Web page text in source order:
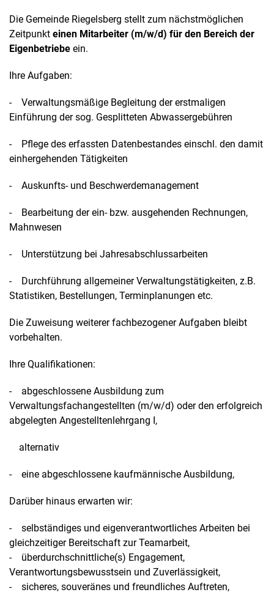
Die Gemeinde Riegelsberg stellt zum nächstmöglichen
Zeitpunkt einen Mitarbeiter (m/w/d) für den Bereich der
Eigenbetriebe ein.
Ihre Aufgaben:
- Verwaltungsmäßige Begleitung der erstmaligen
Einführung der sog. Gesplitteten Abwassergebühren
- Pflege des erfassten Datenbestandes einschl. den damit
einhergehenden Tätigkeiten
- Auskunfts- und Beschwerdemanagement
- Bearbeitung der ein- bzw. ausgehenden Rechnungen,
Mahnwesen
- Unterstützung bei Jahresabschlussarbeiten
- Durchführung allgemeiner Verwaltungstätigkeiten, z.B.
Statistiken, Bestellungen, Terminplanungen etc.
Die Zuweisung weiterer fachbezogener Aufgaben bleibt
vorbehalten.
Ihre Qualifikationen:
- abgeschlossene Ausbildung zum
Verwaltungsfachangestellten (m/w/d) oder den erfolgreich
abgelegten Angestelltenlehrgang I,
alternativ
- eine abgeschlossene kaufmännische Ausbildung,
Darüber hinaus erwarten wir:
- selbständiges und eigenverantwortliches Arbeiten bei
gleichzeitiger Bereitschaft zur Teamarbeit,
- überdurchschnittliche(s) Engagement,
Verantwortungsbewusstsein und Zuverlässigkeit,
- sicheres, souveränes und freundliches Auftreten,